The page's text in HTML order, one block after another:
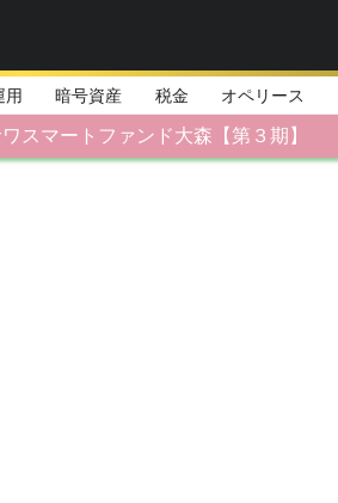
用 暗号資産 税金 オペリース
スマートファンド大森【第３期】